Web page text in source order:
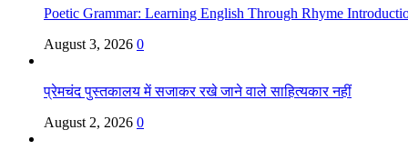
Poetic Grammar: Learning English Through Rhyme
August 3, 2026 0
प्रेमचंद पुस्तकालय में सजाकर रखे जाने वाले साहित्यकार नहीं
August 2, 2026 0